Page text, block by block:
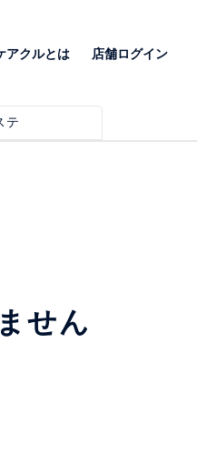
アクルとは 店舗ログイン
テ
せん